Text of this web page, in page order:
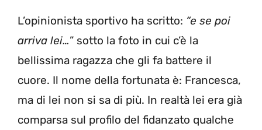
L’opinionista sportivo ha scritto: “e se poi
arriva lei…” sotto la foto in cui c’è la
bellissima ragazza che gli fa battere il
cuore. Il nome della fortunata è: Francesca,
ma di lei non si sa di più. In realtà lei era già
comparsa sul profilo del fidanzato qualche